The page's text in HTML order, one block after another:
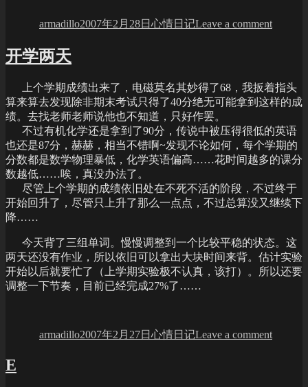
armadillo2007年2月28日 心情日记Leave a comment课
开学两天
上个学期成绩出来了，电磁莫名其妙得了68，我扳着指头
算来算去发现除非期末考试只得了40分绝无可能拿到这样的成
绩。去找老师老师说他也不知道，只好作罢。
不过有机化学还是拿到了90分，传说中被压得很低的英语
也还是87分，赫赫，相当不错啊~发现不论如何，每个学期的
分数都是数学物理暴低，化学英语偏高……花时间越多的课分
数越低……唉，真没办法了。
尽管上个学期的成绩依旧处在不死不活的阶段，不过终于
开始回升了，尽管只上升了那么一点点，不过总算没又继续下
降……
今天背了三组单词。慢慢调整到一个比较平稳的状态。这
两天还没有作业，所以依旧可以拿出大块时间来背。估计实验
开始以后就要忙了（上学期实验极不认真，该打）。所以还要
调整一下节奏，目前已经完成27%了……
armadillo2007年2月27日 心情日记Leave a comment学
E